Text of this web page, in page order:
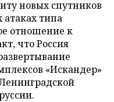
новых спутников
типа
отношение к
что Россия
«Искандер»